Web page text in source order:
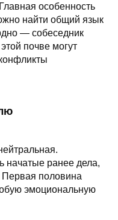
особенность
найти общий язык
— собеседник
почве могут
начатые ранее дела,
половина
эмоциональную